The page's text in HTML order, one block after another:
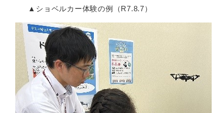
▲ショベルカー体験の例（R7.8.7）